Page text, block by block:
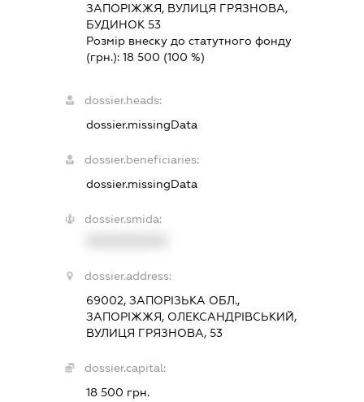
ЗАПОРІЖЖЯ, ВУЛИЦЯ ГРЯЗНОВА,
БУДИНОК 53
Розмір внеску до статутного фонду
(грн.): 18 500 (100 %)
dossier.heads:
dossier.missingData
dossier.beneficiaries:
dossier.missingData
dossier.smida:
dossier.address:
69002, ЗАПОРІЗЬКА ОБЛ.,
ЗАПОРІЖЖЯ, ОЛЕКСАНДРІВСЬКИЙ,
ВУЛИЦЯ ГРЯЗНОВА, 53
dossier.capital:
18 500 грн.